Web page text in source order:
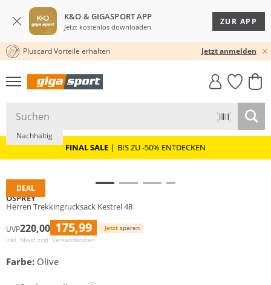
K&Ö & GIGASPORT APP
Jetzt kostenlos downloaden
ZUR APP
★★★★★ 4,8 / 5,0 STERNE
Pluscard Vorteile erhalten Jetzt anmelden
GIGASTYLE
FAHRRAD­
MUST-HAVE
FINAL SALE | BIS ZU -50% ENTDECKEN
DEAL
Nachhaltig
OSPREY
Herren Trekkingrucksack Kestrel 48
UVP220,00 175,99 Jetzt sparen
inkl. Mwst zzgl. Versandkosten
Farbe: Olive